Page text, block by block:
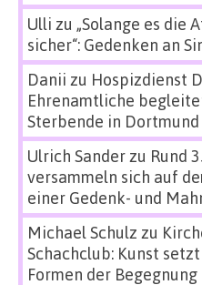
Ulli zu „Solange es die
sicher“: Gedenken an
Danii zu Hospizdienst
Ehrenamtliche
Sterbende in Dortmund
Ulrich Sanderzu Rund
versammeln sich auf
einer Gedenk- und
Michael Schulz zu
Schachclub: Kunst
Formen der Begegnung